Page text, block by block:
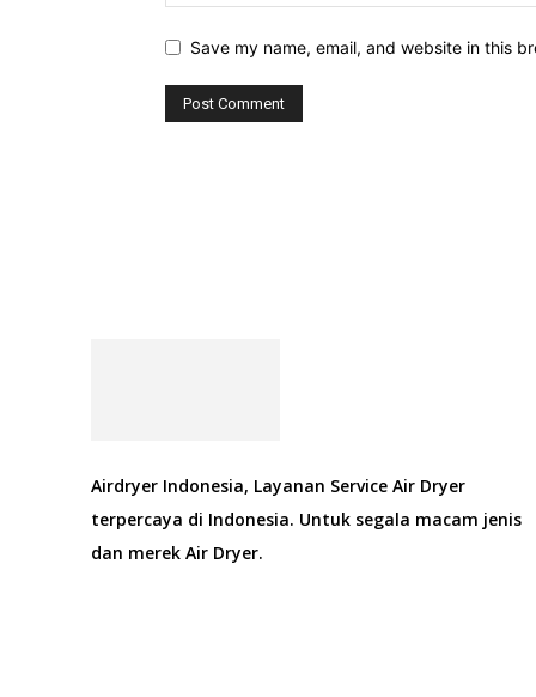
Save my name, email, and website in this
Airdryer Indonesia, Layanan Service Air Dryer
terpercaya di Indonesia. Untuk segala macam jenis
dan merek Air Dryer.